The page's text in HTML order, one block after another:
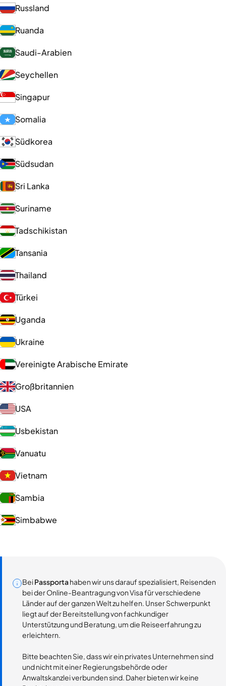
Russland
Ruanda
Saudi-Arabien
Seychellen
Singapur
Somalia
Südkorea
Südsudan
Sri Lanka
Suriname
Tadschikistan
Tansania
Thailand
Türkei
Uganda
Ukraine
Vereinigte Arabische Emirate
Großbritannien
USA
Usbekistan
Vanuatu
Vietnam
Sambia
Simbabwe
BeiPassportahaben wir uns darauf spezialisiert, Reisenden
bei der Online-Beantragung von Visa für verschiedene
Länder auf der ganzen Welt zu helfen. Unser Schwerpunkt
liegt auf der Bereitstellung von fachkundiger
Unterstützung und Beratung, um die Reiseerfahrung zu
erleichtern.
Bitte beachten Sie, dass wir ein privates Unternehmen sind
und nicht mit einer Regierungsbehörde oder
Anwaltskanzlei verbunden sind. Daher bieten wir keine